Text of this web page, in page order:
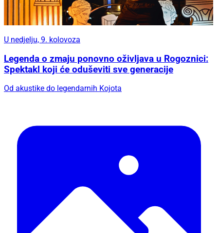
U nedjelju, 9. kolovoza
Legenda o zmaju ponovno oživljava u Rogoznici:
Spektakl koji će oduševiti sve generacije
Od akustike do legendarnih Kojota